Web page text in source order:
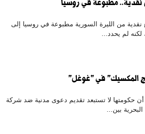
مطبوعة في روسيا
من الليرة السورية مطبوعة في روسيا إلى
لكنه لم يحدد...
المكسيك" في "غوغل"
أن حكومتها لا تستبعد تقديم دعوى مدنية ضد شركة
بين...